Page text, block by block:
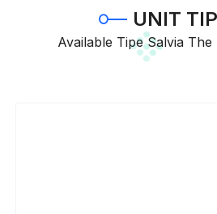
UNIT
Available Tipe Salvia